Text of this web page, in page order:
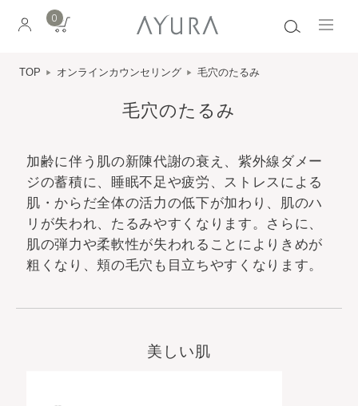
0
TOP オンラインカウンセリング 毛穴のたるみ
毛穴のたるみ
加齢に伴う肌の新陳代謝の衰え、紫外線ダメー
ジの蓄積に、睡眠不足や疲労、ストレスによる
肌・からだ全体の活力の低下が加わり、肌のハ
リが失われ、たるみやすくなります。さらに、
肌の弾力や柔軟性が失われることによりきめが
粗くなり、頬の毛穴も目立ちやすくなります。
美しい肌